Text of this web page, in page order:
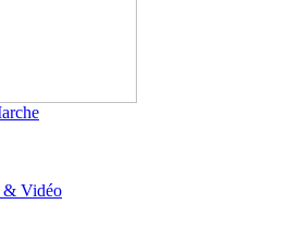
& Vidéo